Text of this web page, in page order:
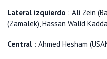
Lateral izquierdo : Ali Zein
(Zamalek), Hassan Walid
Central : Ahmed Hesham